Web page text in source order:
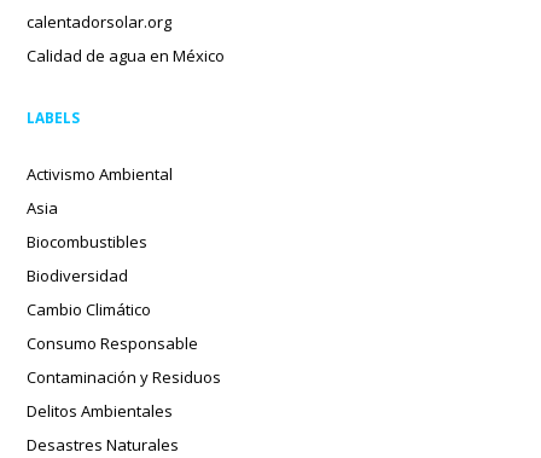
calentadorsolar.org
Calidad de agua en México
LABELS
Activismo Ambiental
Asia
Biocombustibles
Biodiversidad
Cambio Climático
Consumo Responsable
Contaminación y Residuos
Delitos Ambientales
Desastres Naturales